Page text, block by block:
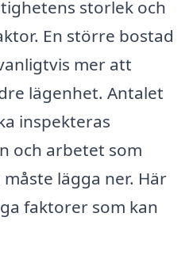
storlek och
En större bostad
mer att
lägenhet. Antalet
inspekteras
och arbetet som
lägga ner. Här
faktorer som kan